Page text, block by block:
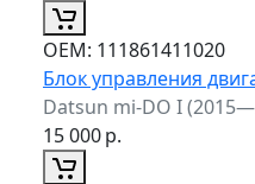
ОЕМ: 111861411020
Блок управления
Datsun mi-DO I
15 000р.